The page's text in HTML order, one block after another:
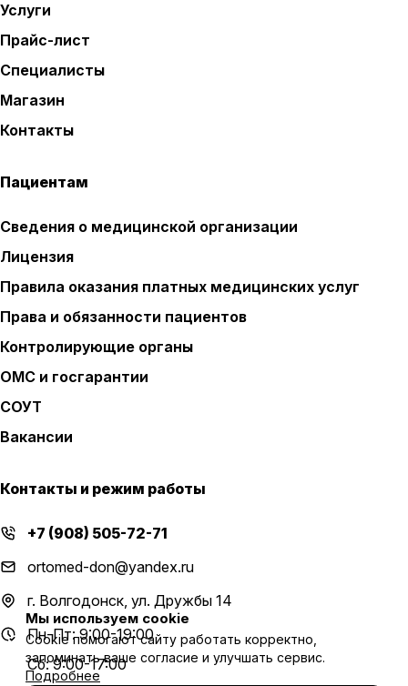
Услуги
Прайс-лист
Специалисты
Магазин
Контакты
Пациентам
Сведения о медицинской организации
Лицензия
Правила оказания платных медицинских услуг
Права и обязанности пациентов
Контролирующие органы
ОМС и госгарантии
СОУТ
Вакансии
Контакты и режим работы
+7 (908) 505-72-71
ortomed-don@yandex.ru
г. Волгодонск, ул. Дружбы 14
Пн-Пт: 9:00-19:00
Сб: 9:00-17:00
Мы используем cookie
Cookie помогают сайту работать корректно,
запоминать ваше согласие и улучшать сервис.
Подробнее